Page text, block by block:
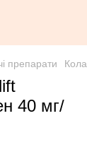
препарати
40 мг/